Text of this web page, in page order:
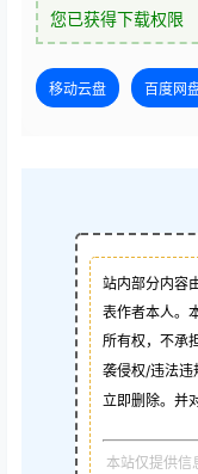
您已获得下载权限
移动云盘 百度网
站内部分内容
表作者本人。
所有权，不承
袭侵权/违法违
立即删除。并
本站仅提供信